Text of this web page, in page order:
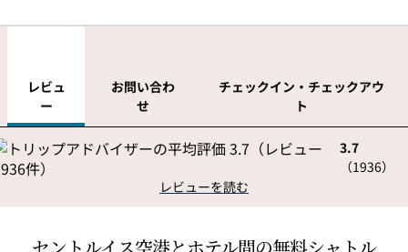
レビュ
ー
お問い合わ
せ
お問い合わせ チェックイン・チェックアウ
ト
3.7
（1936）
レビューを読む